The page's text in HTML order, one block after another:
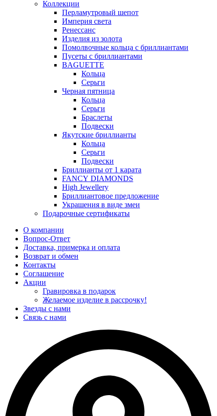
Коллекции
Перламутровый шепот
Империя света
Ренессанс
Изделия из золота
Помолвочные кольца с бриллиантами
Пусеты с бриллиантами
BAGUETTE
Кольца
Серьги
Черная пятница
Кольца
Серьги
Браслеты
Подвески
Якутские бриллианты
Кольца
Серьги
Подвески
Бриллианты от 1 карата
FANCY DIAMONDS
High Jewellery
Бриллиантовое предложение
Украшения в виде змеи
Подарочные сертификаты
О компании
Вопрос-Ответ
Доставка, примерка и оплата
Возврат и обмен
Контакты
Соглашение
Акции
Гравировка в подарок
Желаемое изделие в рассрочку!
Звезды с нами
Связь с нами